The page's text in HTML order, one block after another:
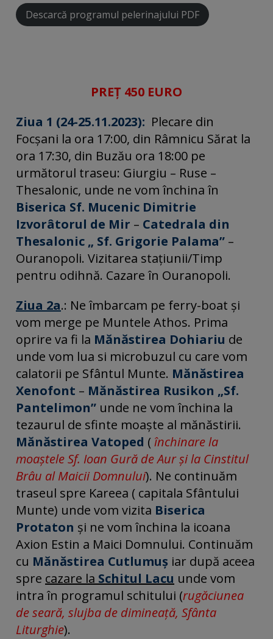
Descarcă programul pelerinajului PDF
PREȚ 450 EURO
Ziua 1 (24-25.11.2023): Plecare din
Focșani la ora 17:00, din Râmnicu Sărat la
ora 17:30, din Buzău ora 18:00 pe
următorul traseu: Giurgiu – Ruse –
Thesalonic, unde ne vom închina în
Biserica Sf. Mucenic Dimitrie
Izvorâtorul de Mir – Catedrala din
Thesalonic „ Sf. Grigorie Palama” –
Ouranopoli. Vizitarea stațiunii/Timp
pentru odihnă. Cazare în Ouranopoli.
Ziua 2a.: Ne îmbarcam pe ferry-boat și
vom merge pe Muntele Athos. Prima
oprire va fi la Mănăstirea Dohiariu de
unde vom lua si microbuzul cu care vom
calatorii pe Sfântul Munte. Mănăstirea
Xenofont – Mănăstirea Rusikon „Sf.
Pantelimon” unde ne vom închina la
tezaurul de sfinte moaște al mănăstirii.
Mănăstirea Vatoped (închinare la
moaștele Sf. Ioan Gură de Aur și la Cinstitul
Brâu al Maicii Domnului). Ne continuăm
traseul spre Kareea ( capitala Sfântului
Munte) unde vom vizita Biserica
Protaton și ne vom închina la icoana
Axion Estin a Maici Domnului. Continuăm
cu Mănăstirea Cutlumuș iar după aceea
spre cazare la Schitul Lacu unde vom
intra în programul schitului (rugăciunea
de seară, slujba de dimineață, Sfânta
Liturghie).